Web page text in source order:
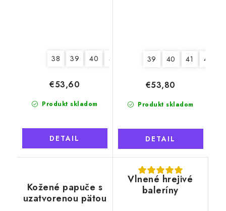
38 39 40 41 43 44 45 46
Produkt skladom
€53,60
DETAIL
39 40 41 42
Produkt skladom
€53,80
DETAIL
Kožené papuče s
uzatvorenou pätou
Vlnené hrejivé
baleríny